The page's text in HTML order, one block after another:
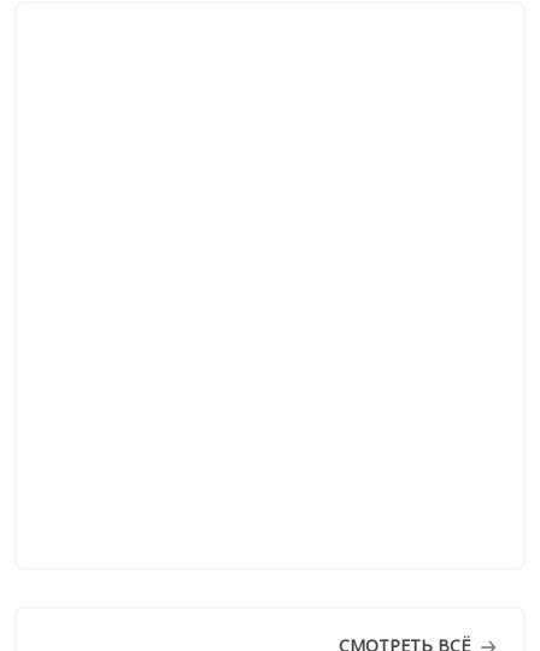
СМОТРЕТЬ ВСЁ